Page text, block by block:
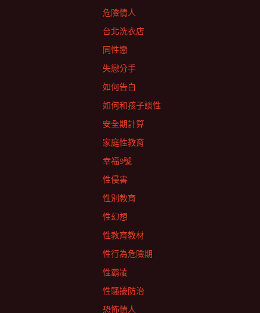
危險情人
台北洗衣店
同性戀
失戀分手
如何告白
如何和孩子談性
安全期計算
家庭性教育
幸福9號
性侵害
性別教育
性幻想
性教育教材
性行為危險期
性霸凌
性騷擾防治
恐怖情人